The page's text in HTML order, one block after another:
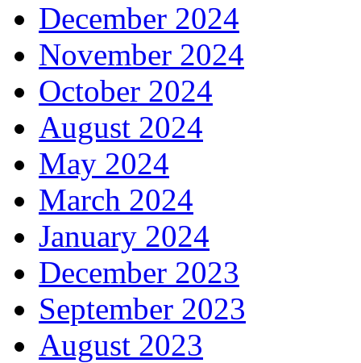
December 2024
November 2024
October 2024
August 2024
May 2024
March 2024
January 2024
December 2023
September 2023
August 2023